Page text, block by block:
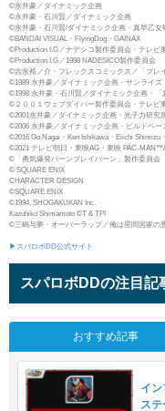
©永井豪／ダイナミック企画
©永井豪・石川賢／ダイナミック企画
©永井豪・石川賢/ダイナミック企画・真早乙女
©BANDAI VISUAL・FlyingDog・GAINAX
©Production I.G／ナデシコ製作委員会・テレビ
©Production I.G／1998 NADESICO製作委員会
©吉永裕ノ介・フレックスコミックス／「ブレ
©1989 永井豪／ダイナミック企画・サンライズ
©1998 永井豪・石川賢／ダイナミック企画・
©２００１ウェブダイバー製作委員会・テレビ
©2001永井豪／ダイナミック企画・光子力研究
©2006 永井豪／ダイナミック企画・ビルドベー
©2016 Go Nagai・Ken Ishikawa・Eiichi Shimizu
©2021 テレビ朝日・東映AG・東映 PAC-
©「勇気爆発バーンブレイバーン」製作委員会
© SQUARE ENIX
CHARACTER DESIGN
©SQUARE ENIX
©1994, SHOGAKUKAN Inc.
Kazuhiko Shimamoto ©T & TPI
©三嶋与夢・オーバーラップ／俺は星間国家の
▶スパロボDD公式サイト
スパロボDDの注目記
おすすめ記事
イ
ス